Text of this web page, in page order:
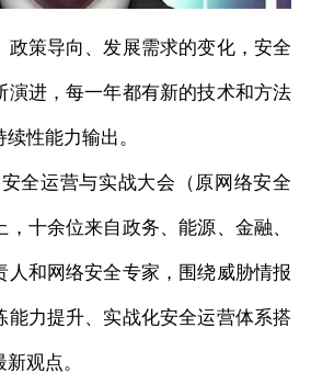
政策导向、发展需求的变化，安全
演进，每一年都有新的技术和方法
性能力输出。
全运营与实战大会（原网络安全
十余位来自政务、能源、金融、
人和网络安全专家，围绕威胁情报
能力提升、实战化安全运营体系搭
观点。